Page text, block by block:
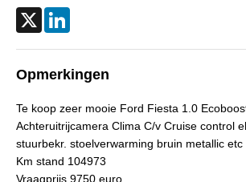
Max. trekgewicht
Laksoort
Metallic
BTW verrekenbaar
Nee
Bijtellingspercentage
Opmerkingen
Te koop zeer mooie Ford Fiesta 1.0
Achteruitrijcamera Clima C/v Cruise control
stuurbekr. stoelverwarming bruin metallic etc
Km stand 104973
Vraagprijs 9750 euro